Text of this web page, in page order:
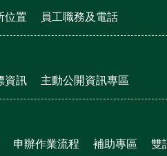
位置 員工職務及電話
資訊 主動公開資訊專區
申辦作業流程 補助專區 雙